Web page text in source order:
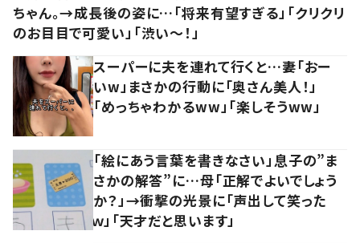
ちゃん。→成長後の姿に…「将来有望すぎる」「クリクリ
のお目目で可愛い」「渋い～！」
スーパーに夫を連れて行くと…妻「おー
いw」まさかの行動に「奥さん美人！」
「めっちゃわかるww」「楽しそうww」
「絵にあう言葉を書きなさい」息子の”ま
さかの解答”に…母「正解でよいでしょう
か？」→衝撃の光景に「声出して笑った
ｗ」「天才だと思います」